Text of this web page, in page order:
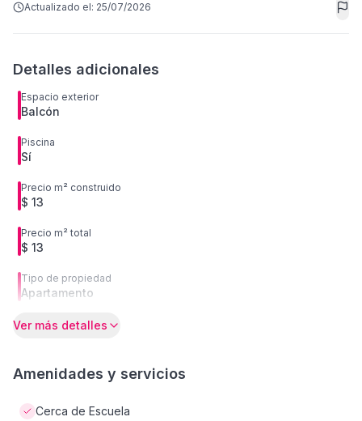
Actualizado el: 25/07/2026
Detalles adicionales
Espacio exterior
Balcón
Piscina
Sí
Precio m² construido
$ 13
Precio m² total
$ 13
Tipo de propiedad
Apartamento
Ver más detalles
Amenidades y servicios
Cerca de Escuela